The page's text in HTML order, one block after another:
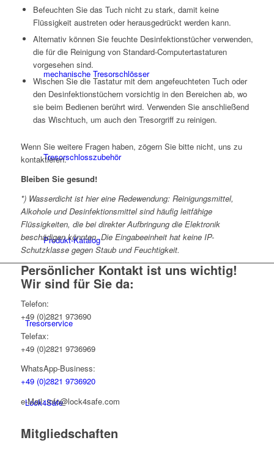
mechanische Tresorschlösser
Tresorschlosszubehör
Produkt-Katalog
Tresorservice
Lock4Safe
Befeuchten Sie das Tuch nicht zu stark, damit keine
Flüssigkeit austreten oder herausgedrückt werden kann.
Alternativ können Sie feuchte Desinfektionstücher verwenden,
die für die Reinigung von Standard-Computertastaturen
vorgesehen sind.
Wischen Sie die Tastatur mit dem angefeuchteten Tuch oder
den Desinfektionstüchern vorsichtig in den Bereichen ab, wo
sie beim Bedienen berührt wird. Verwenden Sie anschließend
das Wischtuch, um auch den Tresorgriff zu reinigen.
Wenn Sie weitere Fragen haben, zögern Sie bitte nicht, uns zu
kontaktieren.
Bleiben Sie gesund!
*) Wasserdicht ist hier eine Redewendung: Reinigungsmittel,
Alkohole und Desinfektionsmittel sind häufig leitfähige
Flüssigkeiten, die bei direkter Aufbringung die Elektronik
beschädigen könnten. Die Eingabeeinheit hat keine IP-
Schutzklasse gegen Staub und Feuchtigkeit.
Persönlicher Kontakt ist uns wichtig!
Wir sind für Sie da:
Telefon:
+49 (0)2821 973690
Telefax:
+49 (0)2821 9736969
WhatsApp-Business:
+49 (0)2821 9736920
e-Mail: info@lock4safe.com
Mitgliedschaften